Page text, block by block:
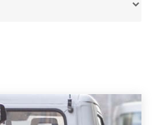
in een andere plaats of
direct uw sloopauto te
door de Sloopauto